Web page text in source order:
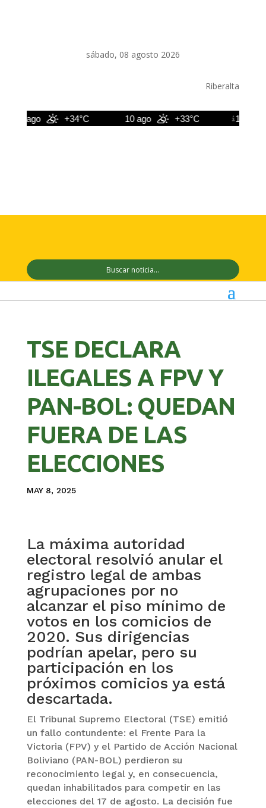
sábado, 08 agosto 2026
Riberalta
9 ago +34°C 10 ago +33°C 11 ago
TSE DECLARA
ILEGALES A FPV Y
PAN-BOL: QUEDAN
FUERA DE LAS
ELECCIONES
MAY 8, 2025
La máxima autoridad
electoral resolvió anular el
registro legal de ambas
agrupaciones por no
alcanzar el piso mínimo de
votos en los comicios de
2020. Sus dirigencias
podrían apelar, pero su
participación en los
próximos comicios ya está
descartada.
El Tribunal Supremo Electoral (TSE) emitió
un fallo contundente: el Frente Para la
Victoria (FPV) y el Partido de Acción Nacional
Boliviano (PAN-BOL) perdieron su
reconocimiento legal y, en consecuencia,
quedan inhabilitados para competir en las
elecciones del 17 de agosto. La decisión fue